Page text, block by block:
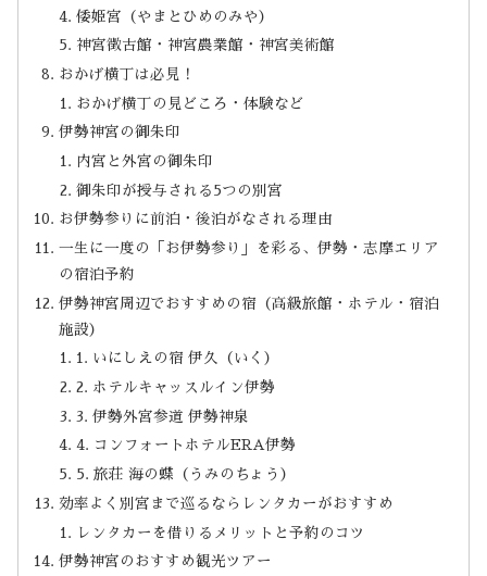
倭姫宮（やまとひめのみや）
神宮徴古館・神宮農業館・神宮美術館
おかげ横丁は必見！
おかげ横丁の見どころ・体験など
伊勢神宮の御朱印
内宮と外宮の御朱印
御朱印が授与される5つの別宮
お伊勢参りに前泊・後泊がなされる理由
一生に一度の「お伊勢参り」を彩る、伊勢・志摩エリア
の宿泊予約
伊勢神宮周辺でおすすめの宿（高級旅館・ホテル・宿泊
施設）
1. いにしえの宿 伊久（いく）
2. ホテルキャッスルイン伊勢
3. 伊勢外宮参道 伊勢神泉
4. コンフォートホテルERA伊勢
5. 旅荘 海の蝶（うみのちょう）
効率よく別宮まで巡るならレンタカーがおすすめ
レンタカーを借りるメリットと予約のコツ
伊勢神宮のおすすめ観光ツアー